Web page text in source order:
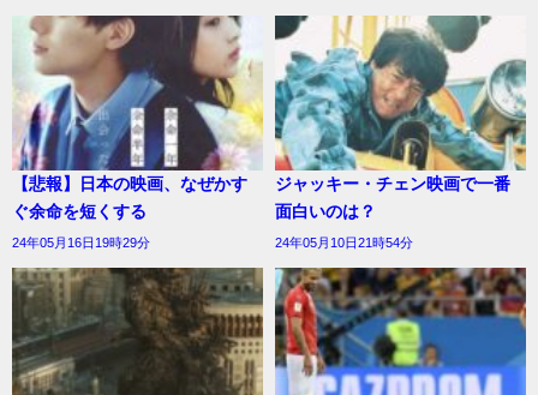
【悲報】日本の映画、なぜかす
ぐ余命を短くする
24年05月16日19時29分
ジャッキー・チェン映画で一番
面白いのは？
24年05月10日21時54分